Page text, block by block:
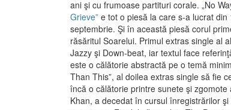
ani şi cu frumoase partituri corale. „No
Grieve” e tot o piesă la care s-a lucrat
septembrie. Şi în această piesă corul
răsăritul Soarelui. Primul extras single al
Jazzy şi Down-beat, iar textul face
este o călătorie abstractă pe o temă
Than This”, al doilea extras single să fie
încă o călătorie printre sunete şi
Khan, a decedat în cursul înregistrărilor